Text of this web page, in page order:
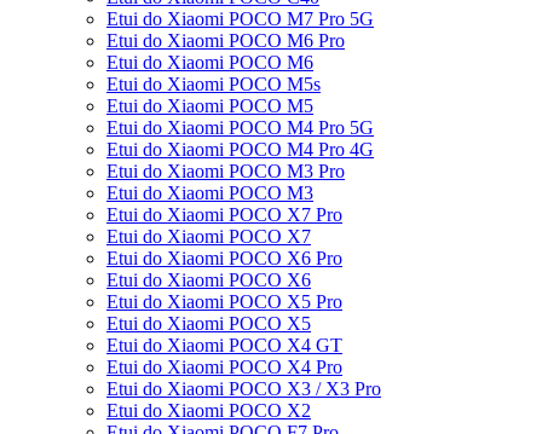
Etui do Xiaomi POCO M7 Pro 5G
Etui do Xiaomi POCO M6 Pro
Etui do Xiaomi POCO M6
Etui do Xiaomi POCO M5s
Etui do Xiaomi POCO M5
Etui do Xiaomi POCO M4 Pro 5G
Etui do Xiaomi POCO M4 Pro 4G
Etui do Xiaomi POCO M3 Pro
Etui do Xiaomi POCO M3
Etui do Xiaomi POCO X7 Pro
Etui do Xiaomi POCO X7
Etui do Xiaomi POCO X6 Pro
Etui do Xiaomi POCO X6
Etui do Xiaomi POCO X5 Pro
Etui do Xiaomi POCO X5
Etui do Xiaomi POCO X4 GT
Etui do Xiaomi POCO X4 Pro
Etui do Xiaomi POCO X3 / X3 Pro
Etui do Xiaomi POCO X2